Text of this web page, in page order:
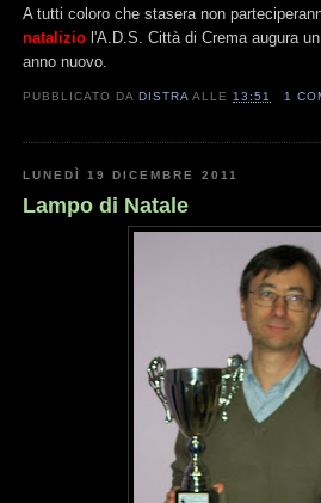
A tutti coloro che stasera non
natalizio l'A.D.S. Città di Crema augura
anno nuovo.
PUBBLICATO DA DISTRA ALLE13:51 1
LUNEDÌ 19 DICEMBRE 2011
Lampo di Natale